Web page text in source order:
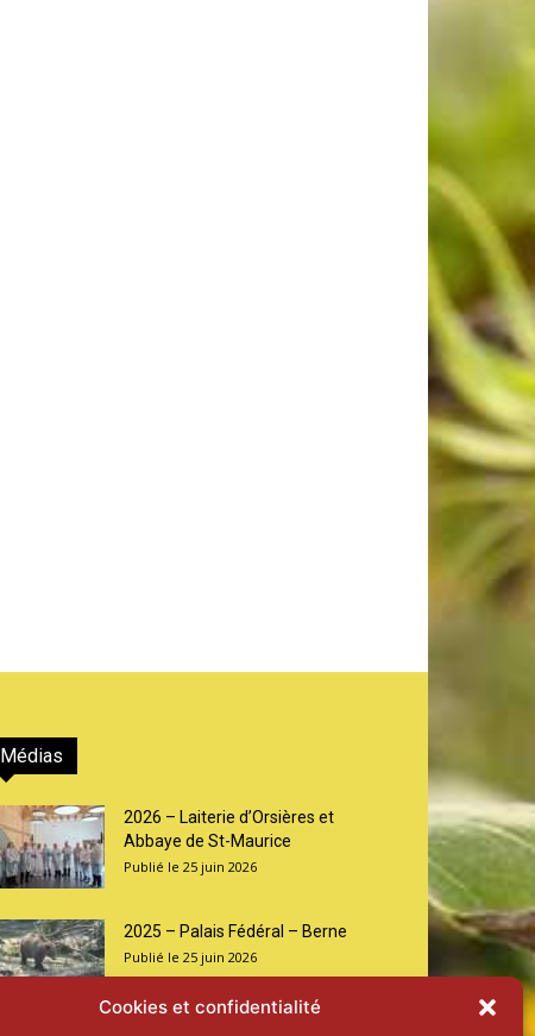
Cookies et confidentialité
Médias
2026 – Laiterie d’Orsières et
Abbaye de St-Maurice
25 juin 2026
2025 – Palais Fédéral – Berne
25 juin 2026